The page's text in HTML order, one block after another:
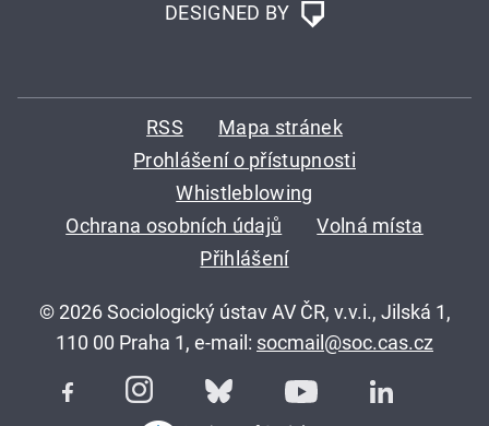
DESIGNED BY
RSS
Mapa stránek
Prohlášení o přístupnosti
Whistleblowing
Ochrana osobních údajů
Volná místa
Přihlášení
© 2026 Sociologický ústav AV ČR, v.v.i., Jilská 1,
110 00 Praha 1, e-mail: socmail@soc.cas.cz